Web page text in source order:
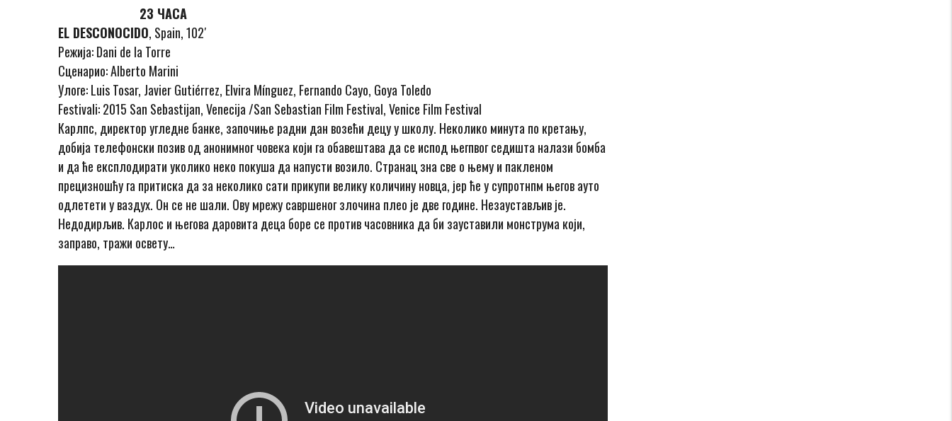
23 ЧАСА
EL DESCONOCIDO, Spain, 102′
Режија: Dani de la Torre
Сценарио: Alberto Marini
Улоге: Luis Tosar, Javier Gutiérrez, Elvira Mínguez, Fernando Cayo, Goya Toledo
Festivali: 2015 San Sebastijan, Venecija /San Sebastian Film Festival, Venice Film Festival
Карлпс, директор угледне банке, започиње радни дан возећи децу у школу. Неколико минута по кретању,
добија телефонски позив од анонимног човека који га обавештава да се испод његпвог седишта налази бомба
и да ће експлодирати уколико неко покуша да напусти возило. Странац зна све о њему и пакленом
прецизношћу га притиска да за неколико сати прикупи велику количину новца, јер ће у супротнпм његов ауто
одлетети у ваздух. Он се не шали. Ову мрежу савршеног злочина плео је две године. Незаустављив је.
Недодирљив. Карлос и његова даровита деца боре се против часовника да би зауставили монструма који,
заправо, тражи освету…